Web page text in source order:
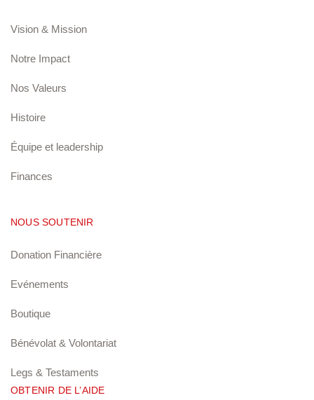
Vision & Mission
Notre Impact
Nos Valeurs
Histoire
Équipe et leadership
Finances
NOUS SOUTENIR
Donation Financière
Evénements
Boutique
Bénévolat & Volontariat
Legs & Testaments
OBTENIR DE L’AIDE